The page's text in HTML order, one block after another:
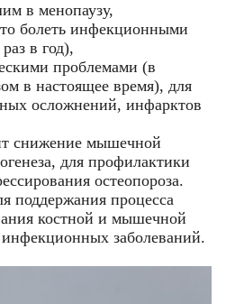
в менопаузу,
болеть инфекционными
в год),
проблемами (в
в настоящее время), для
осложнений, инфарктов
снижение мышечной
для профилактики
остеопороза.
поддержания процесса
костной и мышечной
заболеваний.